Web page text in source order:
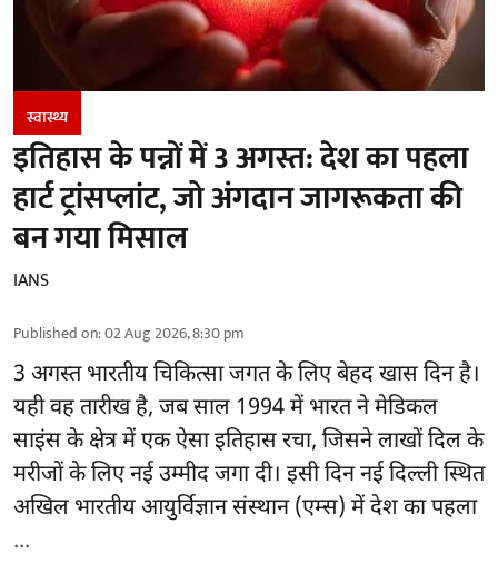
स्वास्थ्य
इतिहास के पन्नों में 3 अगस्त: देश का पहला
हार्ट ट्रांसप्लांट​, जो अंगदान जागरूकता की
बन गया मिसाल
IANS
Published on:02 Aug 2026, 8:30 pm
3 अगस्त भारतीयचिकित्साजगत के लिए बेहद खास दिन है।
यही वह तारीख है, जब साल 1994 में भारत ने मेडिकल
साइंस के क्षेत्र में एक ऐसा इतिहास रचा, जिसने लाखों दिल के
मरीजों के लिए नई उम्मीद जगा दी। इसी दिन नई दिल्ली स्थित
अखिल भारतीय आयुर्विज्ञान संस्थान (एम्स) में देश का पहला
...